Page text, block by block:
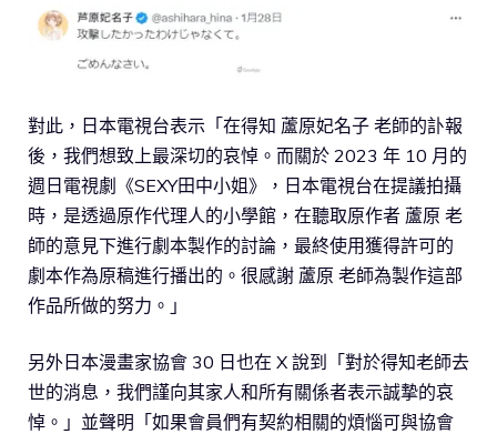
對此，日本電視台表示「在得知 蘆原妃名子 老師的訃報
後，我們想致上最深切的哀悼。而關於 2023 年 10 月的
週日電視劇《SEXY田中小姐》，日本電視台在提議拍攝
時，是透過原作代理人的小學館，在聽取原作者 蘆原 老
師的意見下進行劇本製作的討論，最終使用獲得許可的
劇本作為原稿進行播出的。很感謝 蘆原 老師為製作這部
作品所做的努力。」
另外日本漫畫家協會 30 日也在 X 說到「對於得知老師去
世的消息，我們謹向其家人和所有關係者表示誠摯的哀
悼。」並聲明「如果會員們有契約相關的煩惱可與協會